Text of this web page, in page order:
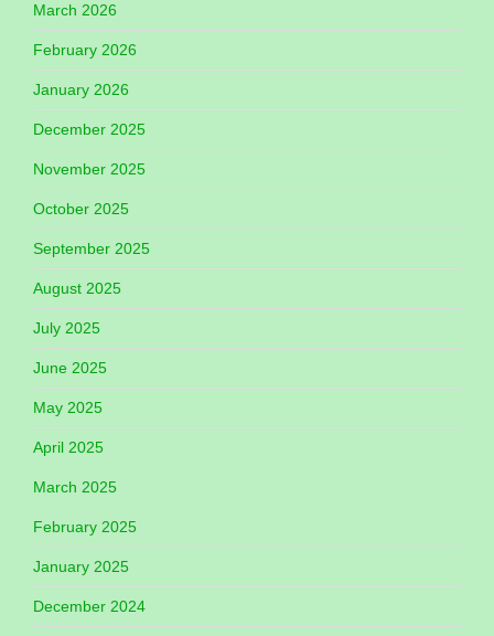
March 2026
February 2026
January 2026
December 2025
November 2025
October 2025
September 2025
August 2025
July 2025
June 2025
May 2025
April 2025
March 2025
February 2025
January 2025
December 2024